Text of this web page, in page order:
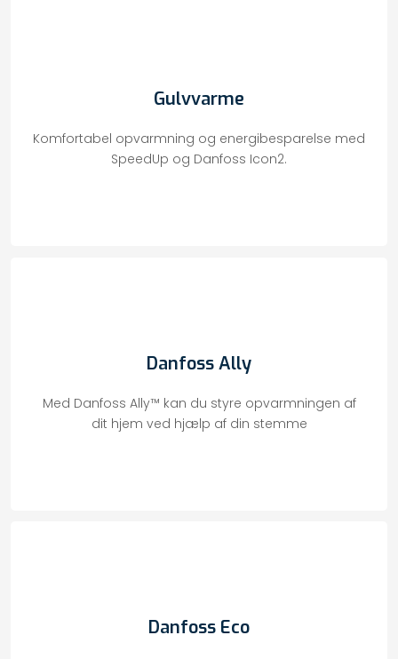
Gulvvarme
Komfortabel opvarmning og energibesparelse med
SpeedUp og Danfoss Icon2.
Danfoss Ally
​Med Danfoss Ally™ kan du styre opvarmningen af
dit hjem ved hjælp af din stemme
Danfoss Eco